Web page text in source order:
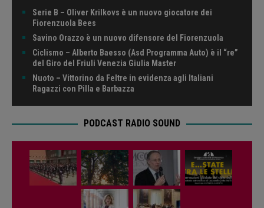
Serie B – Oliver Krilkovs è un nuovo giocatore dei
Fiorenzuola Bees
Savino Orazzo è un nuovo difensore del Fiorenzuola
Ciclismo – Alberto Baesso (Asd Programma Auto) è il “re”
del Giro del Friuli Venezia Giulia Master
Nuoto – Vittorino da Feltre in evidenza agli Italiani
Ragazzi con Pilla e Barbazza
PODCAST RADIO SOUND